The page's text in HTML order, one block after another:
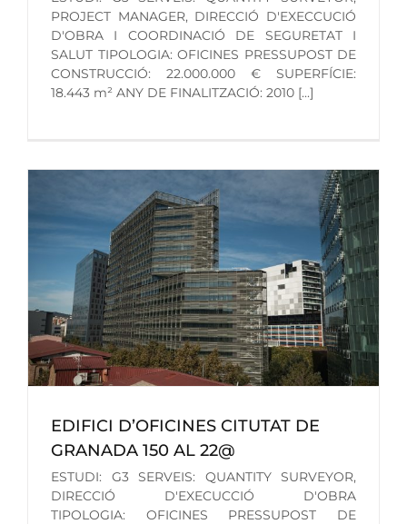
PROJECT MANAGER, DIRECCIÓ D'EXECCUCIÓ
D'OBRA I COORDINACIÓ DE SEGURETAT I
SALUT TIPOLOGIA: OFICINES PRESSUPOST DE
CONSTRUCCIÓ: 22.000.000 € SUPERFÍCIE:
18.443 m² ANY DE FINALITZACIÓ: 2010 [...]
EDIFICI D’OFICINES CITUTAT DE
GRANADA 150 AL 22@
ESTUDI: G3 SERVEIS: QUANTITY SURVEYOR,
DIRECCIÓ D'EXECUCCIÓ D'OBRA
TIPOLOGIA: OFICINES PRESSUPOST DE